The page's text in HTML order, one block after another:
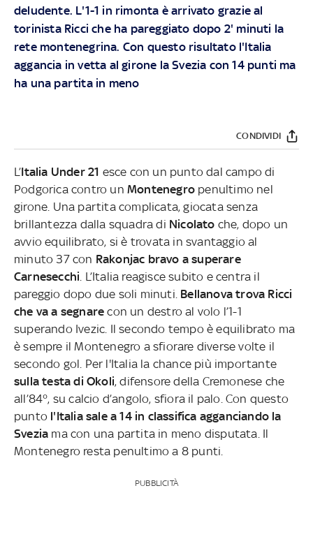
deludente. L'1-1 in rimonta è arrivato grazie al
torinista Ricci che ha pareggiato dopo 2' minuti la
rete montenegrina. Con questo risultato l'Italia
aggancia in vetta al girone la Svezia con 14 punti ma
ha una partita in meno
CONDIVIDI
L’Italia Under 21 esce con un punto dal campo di
Podgorica contro un Montenegro penultimo nel
girone. Una partita complicata, giocata senza
brillantezza dalla squadra di Nicolato che, dopo un
avvio equilibrato, si è trovata in svantaggio al
minuto 37 con Rakonjac bravo a superare
Carnesecchi . L’Italia reagisce subito e centra il
pareggio dopo due soli minuti. Bellanova trova Ricci
che va a segnare con un destro al volo l’1-1
superando Ivezic. Il secondo tempo è equilibrato ma
è sempre il Montenegro a sfiorare diverse volte il
secondo gol. Per l'Italia la chance più importante
sulla testa di Okoli, difensore della Cremonese che
all’84°, su calcio d’angolo, sfiora il palo. Con questo
punto l'Italia sale a 14 in classifica agganciando la
Svezia ma con una partita in meno disputata. Il
Montenegro resta penultimo a 8 punti.
PUBBLICITÀ